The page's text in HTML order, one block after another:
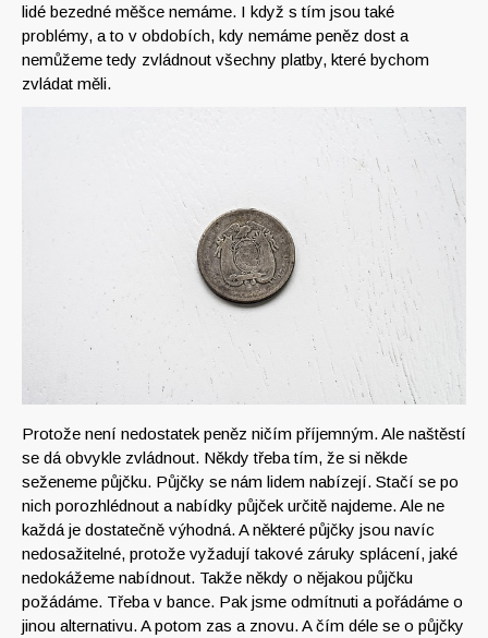
lidé bezedné měšce nemáme. I když s tím jsou také
problémy, a to v obdobích, kdy nemáme peněz dost a
nemůžeme tedy zvládnout všechny platby, které bychom
zvládat měli.
Protože není nedostatek peněz ničím příjemným. Ale naštěstí
se dá obvykle zvládnout. Někdy třeba tím, že si někde
seženeme půjčku. Půjčky se nám lidem nabízejí. Stačí se po
nich porozhlédnout a nabídky půjček určitě najdeme. Ale ne
každá je dostatečně výhodná. A některé půjčky jsou navíc
nedosažitelné, protože vyžadují takové záruky splácení, jaké
nedokážeme nabídnout. Takže někdy o nějakou půjčku
požádáme. Třeba v bance. Pak jsme odmítnuti a pořádáme o
jinou alternativu. A potom zas a znovu. A čím déle se o půjčky